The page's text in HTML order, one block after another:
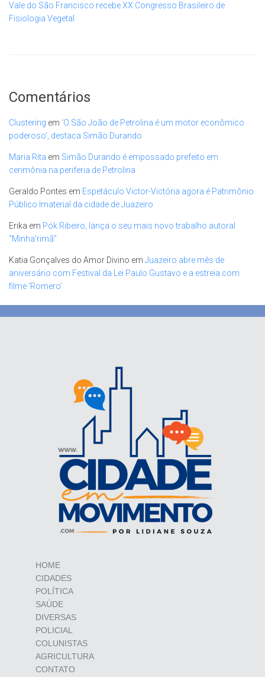
Vale do São Francisco recebe XX Congresso Brasileiro de
Fisiologia Vegetal
Comentários
Clustering em ‘O São João de Petrolina é um motor econômico
poderoso’, destaca Simão Durando
Maria Rita em Simão Durando é empossado prefeito em
cerimônia na periferia de Petrolina
Geraldo Pontes em Espetáculo Victor-Victória agora é Patrimônio
Público Imaterial da cidade de Juazeiro
Erika em Pók Ribeiro, lança o seu mais novo trabalho autoral
“Minha’rimã”
Katia Gonçalves do Amor Divino em Juazeiro abre mês de
aniversário com Festival da Lei Paulo Gustavo e a estreia com
filme ‘Romero’
HOME
CIDADES
POLÍTICA
SAÚDE
DIVERSAS
POLICIAL
COLUNISTAS
AGRICULTURA
CONTATO